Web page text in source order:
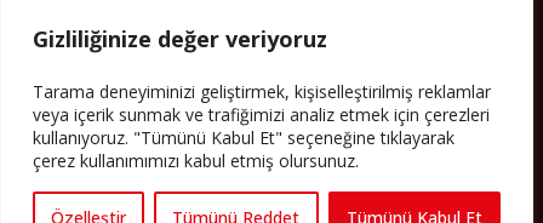
Gizliliğinize değer veriyoruz
Tarama deneyiminizi geliştirmek, kişiselleştirilmiş reklamlar
veya içerik sunmak ve trafiğimizi analiz etmek için çerezleri
kullanıyoruz. "Tümünü Kabul Et" seçeneğine tıklayarak
çerez kullanımımızı kabul etmiş olursunuz.
Özelleştir Tümünü Reddet Tümünü Kabul Et
cemaatin oluşması, hem yerleşik kültür ve siyasi düzen için, hem
de Müslümanlar için yeni sorulara da kapı araladı.
Yazının devamı
PERSPEKTIF’I SOSYAL MEDYADA TAKIP EDEBILIRSINIZ